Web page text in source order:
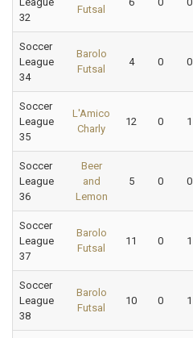
32
Futsal
Soccer
League
34
Barolo
Futsal
4 0 0
Soccer
League
35
L'Amico
Charly
12 0 1
Soccer
League
36
Beer
and
Lemon
5 0 0
Soccer
League
37
Barolo
Futsal
11 0 1
Soccer
League
38
Barolo
Futsal
10 0 1